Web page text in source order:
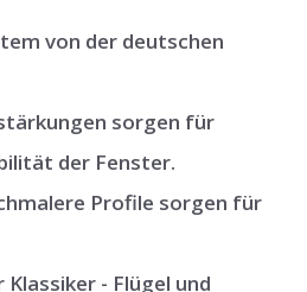
von der deutschen
sorgen für
der Fenster.
Profile sorgen für
- Flügel und